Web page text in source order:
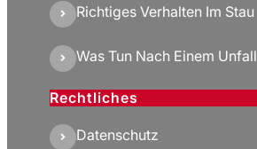
Richtiges Verhalten Im Stau
Was Tun Nach Einem Unfall
Rechtliches
Datenschutz